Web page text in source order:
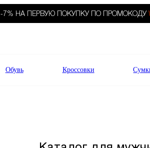
-7% НА ПЕРВУЮ ПОКУПКУ ПО ПРОМОКОДУ
Обувь Кроссовки